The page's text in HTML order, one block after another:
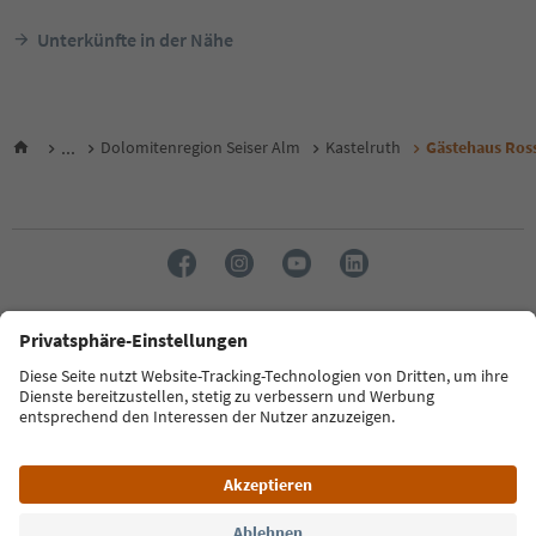
Unterkünfte in der Nähe
... Dolomitenregion Seiser Alm Kastelruth Gästehaus
Sprache: Deutsch
FAQ Kontakt Presse MICE Datenschutzerklärung
Zugänglichkeitserklärung